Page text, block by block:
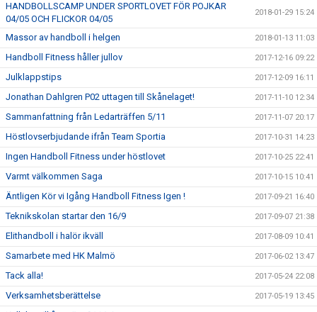
HANDBOLLSCAMP UNDER SPORTLOVET FÖR POJKAR
04/05 OCH FLICKOR 04/05
2018-01-29 15:24
Massor av handboll i helgen 2018-01-13 11:03
Handboll Fitness håller jullov 2017-12-16 09:22
Julklappstips 2017-12-09 16:11
Jonathan Dahlgren P02 uttagen till Skånelaget! 2017-11-10 12:34
Sammanfattning från Ledarträffen 5/11 2017-11-07 20:17
Höstlovserbjudande ifrån Team Sportia 2017-10-31 14:23
Ingen Handboll Fitness under höstlovet 2017-10-25 22:41
Varmt välkommen Saga 2017-10-15 10:41
Äntligen Kör vi Igång Handboll Fitness Igen ! 2017-09-21 16:40
Teknikskolan startar den 16/9 2017-09-07 21:38
Elithandboll i halör ikväll 2017-08-09 10:41
Samarbete med HK Malmö 2017-06-02 13:47
Tack alla! 2017-05-24 22:08
Verksamhetsberättelse 2017-05-19 13:45